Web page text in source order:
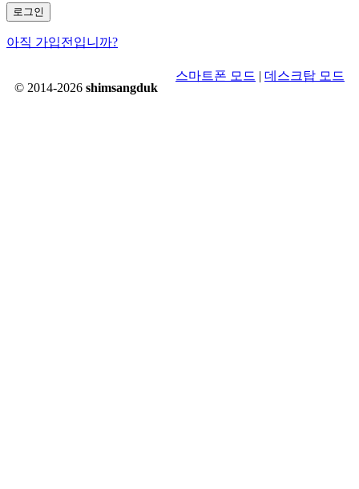
로그인
아직 가입전입니까?
© 2014-2026 shimsangduk
스마트폰 모드 | 데스크탑 모드